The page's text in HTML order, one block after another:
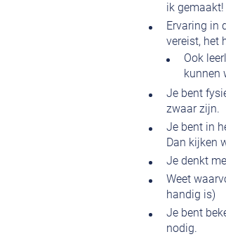
ik gemaakt!
Ervaring in
vereist, het
Ook
kunnen
Je bent
zwaar zijn.
Je bent in
Dan kijken
Je denkt
Weet
handig is)
Je bent
nodig.